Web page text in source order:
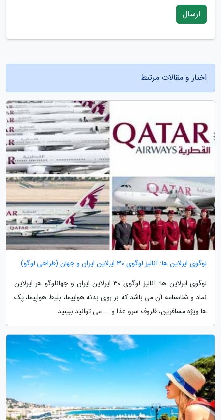
ارسال
اخبار و مقالات مرتبط
لوگوی ایرلاین ها: آنالیز لوگوی 30 ایرلاین ایران و جهان (طراحی لوگو)
لوگوی ایرلاین ها: آنالیز لوگوی 30 ایرلاین ایران و جهانلوگو هر ایرلاین
نماد و شناسنامه آن می باشد که بر روی بدنه هواپیما، بلیط هواپیما، پک
ها ویژه مسافرین، ظروف سرو غذا و ... می توانید ببینید.